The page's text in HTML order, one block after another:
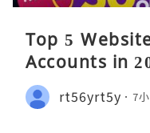
Top 5
Accounts in
rt56yrt5y 7